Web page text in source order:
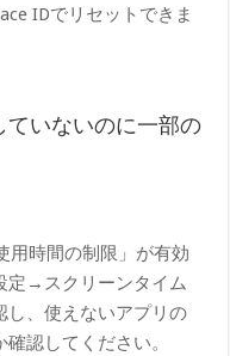
IDでリセットできま
ていないのに一部の
用時間の制限」が有効
定→スクリーンタイム
、使えないアプリの
認してください。